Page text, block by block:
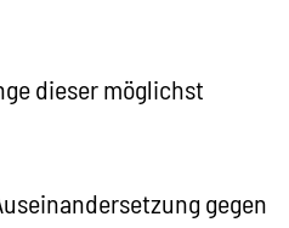
dieser möglichst
gegen